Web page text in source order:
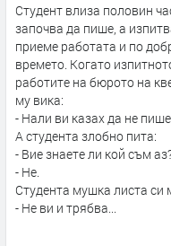
Студент влиза половин
започва да пише, а
приеме работата и по
времето. Когато
работите на бюрото на
му вика:
- Нали ви казах да не
А студента злобно пита:
- Вие знаете ли кой съм
- Не.
Студента мушка листа си
- Не ви и трябва...